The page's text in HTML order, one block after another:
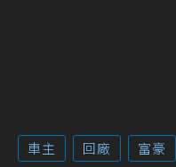
車主 回廠 富豪